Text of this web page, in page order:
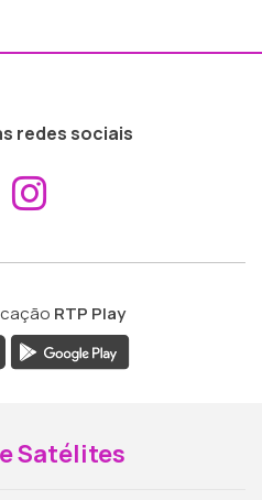
redes sociais
Aceder ao
RTP Play
Satélites